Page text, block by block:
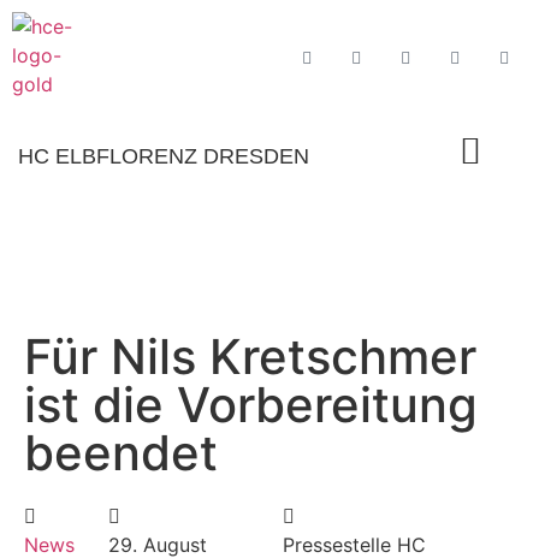
HC ELBFLORENZ DRESDEN
Für Nils Kretschmer
ist die Vorbereitung
beendet
News
29. August
Pressestelle HC